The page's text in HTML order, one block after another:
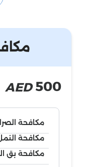
500
AED
مكافحة
مكافحة
مكافحة بق